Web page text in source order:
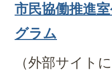
市民協働推進
グラム
（外部サイト